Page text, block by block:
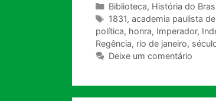
Categorias
Biblioteca, História do
Tags
1831, academia paulista
política, honra, Imperador,
Regência, rio de janeiro,
Deixe um comentário